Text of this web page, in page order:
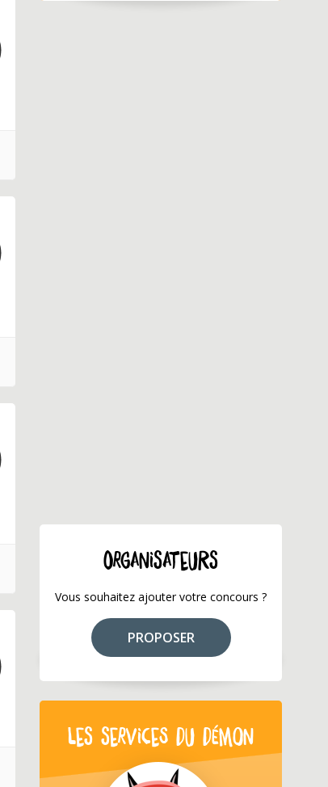
ORGANISATEURS
Vous souhaitez ajouter votre concours ?
PROPOSER
LES SERVICES DU DÉMON